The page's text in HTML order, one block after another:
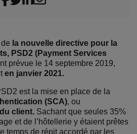
la nouvelle directive pour la
PSD2 (Payment Services
prévue le 14 septembre 2019,
en janvier 2021.
est la mise en place de la
(SCA), ou
client. Sachant que seules 35%
et de l’hôtellerie y étaient prêtes
temps de répit accordé par les